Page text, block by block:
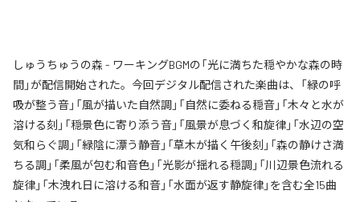
しゅうちゅうの森 - ワーキングBGMの「光に満ちた穏やかな森の時
間」が配信開始された。今回デジタル配信された楽曲は、「緑の呼
吸が整う音」「風が描いた自然調」「自然に委ねる穏音」「木々と水が
溶ける刻」「穏景色に寄り添う音」「風景が息づく和旋律」「水辺の空
気和らぐ調」「緑陰に漂う静音」「草木が描く午後刻」「森の静けさ満
ちる調」「柔風が包む和音色」「光影が揺れる穏調」「川辺景色流れる
旋律」「木洩れ日に溶ける和音」「水面が返す静旋律」を含む全15曲